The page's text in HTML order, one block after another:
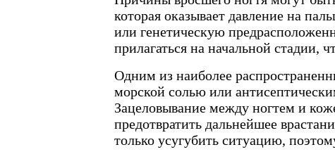
которая оказывает давление на
или генетическую
прилагаться на начальной стадии,
Одним из наиболее
морской солью или
Зацеловывание между ногтем и
предотвратить дальнейшее
только усугубить ситуацию,